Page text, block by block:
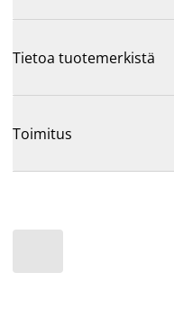
Tietoa tuotemerkistä
Toimitus